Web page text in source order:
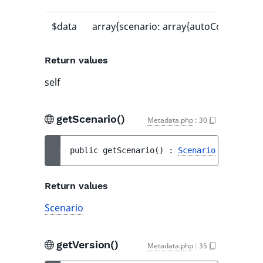
$data array{scenario: array{autoCommit:
Return values
self
getScenario() Metadata.php : 30
public getScenario( ) : Scenario
Return values
Scenario
getVersion() Metadata.php : 35